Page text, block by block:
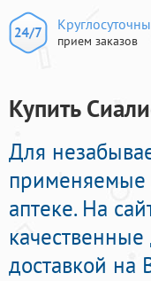
прием заказов
Купить
Для
применяемые
аптеке. На
доставкой на